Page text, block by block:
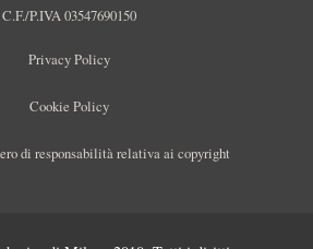
C.F./P.IVA 03547690150
Privacy Policy
Cookie Policy
di responsabilità relativa ai copyright